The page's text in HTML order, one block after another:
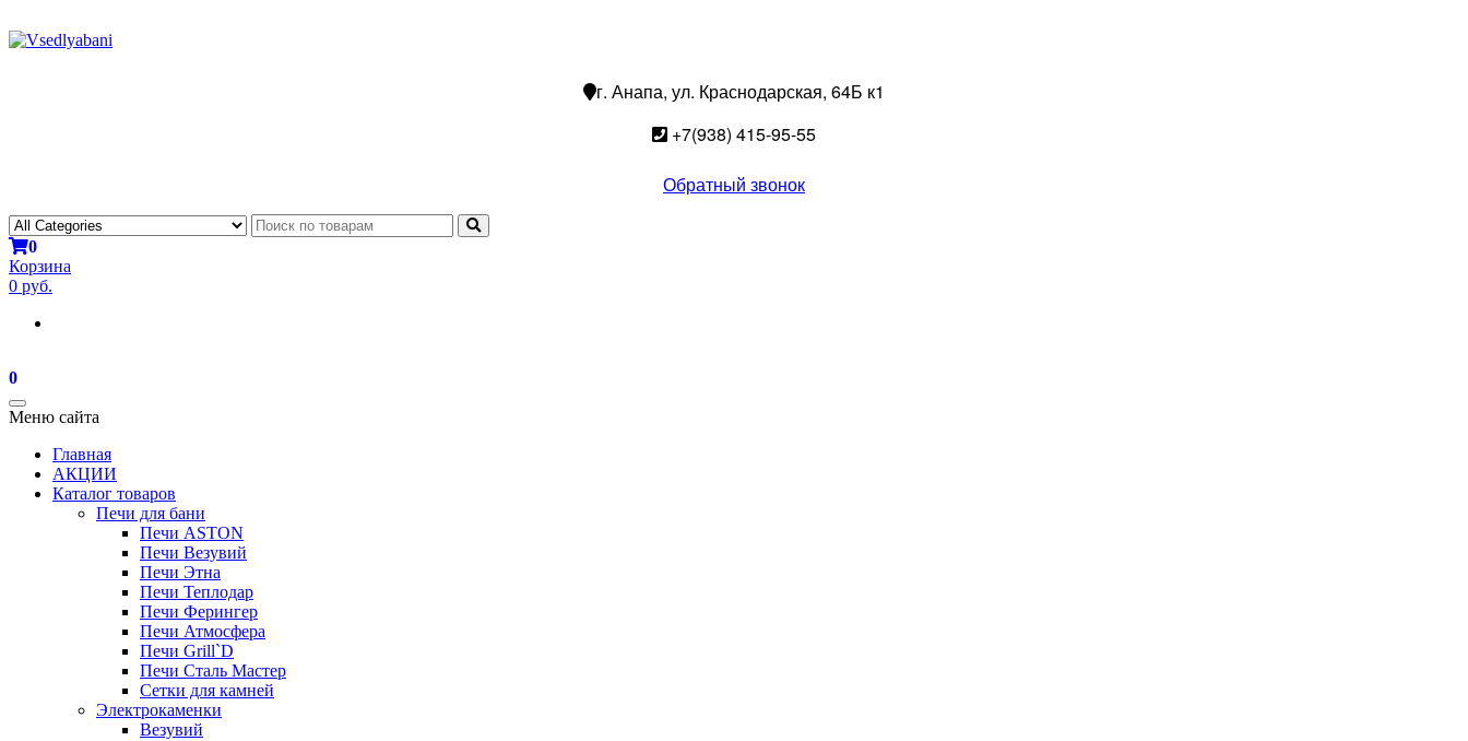
г. Анапа, ул. Краснодарская, 64Б к1
+7(938) 415-95-55
Обратный звонок
0
Корзина
0 руб.
0
Toggle
navigation
Меню сайта
Главная
АКЦИИ
Каталог товаров
Печи для бани
Печи ASTON
Печи Везувий
Печи Этна
Печи Теплодар
Печи Ферингер
Печи Атмосфера
Печи Grill`D
Печи Сталь Мастер
Сетки для камней
Электрокаменки
Везувий